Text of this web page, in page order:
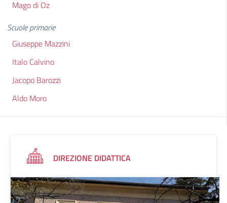
Mago di Oz
Scuole primarie
Giuseppe Mazzini
Italo Calvino
Jacopo Barozzi
Aldo Moro
DIREZIONE DIDATTICA